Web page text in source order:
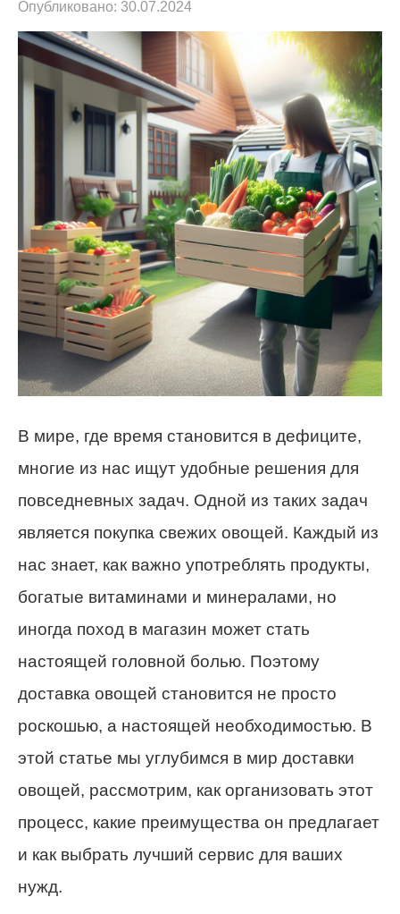
Опубликовано: 30.07.2024
В мире, где время становится в дефиците,
многие из нас ищут удобные решения для
повседневных задач. Одной из таких задач
является покупка свежих овощей. Каждый из
нас знает, как важно употреблять продукты,
богатые витаминами и минералами, но
иногда поход в магазин может стать
настоящей головной болью. Поэтому
доставка овощей становится не просто
роскошью, а настоящей необходимостью. В
этой статье мы углубимся в мир доставки
овощей, рассмотрим, как организовать этот
процесс, какие преимущества он предлагает
и как выбрать лучший сервис для ваших
нужд.